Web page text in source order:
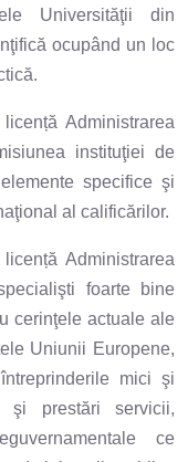
Universităţii din
ocupând un loc
Administrarea
instituţiei de
specifice şi
al calificărilor.
Administrarea
foarte bine
cerinţele actuale ale
Uniunii Europene,
mici şi
şi prestări servicii,
ce